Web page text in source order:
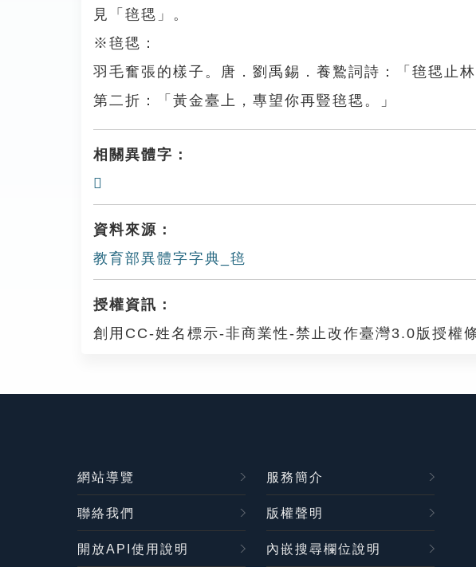
見「毰毸」。
※毰毸：
羽毛奮張的樣子。唐．劉禹錫．養鷙詞詩：「毰毸止
第二折：「黃金臺上，專望你再豎毰毸。」
相關異體字：
𣯱
資料來源：
教育部異體字字典_毰
授權資訊：
創用CC-姓名標示-非商業性-禁止改作臺灣3.0版授權
網站導覽 服務簡介
聯絡我們 版權聲明
開放API使用說明 內嵌搜尋欄位說明